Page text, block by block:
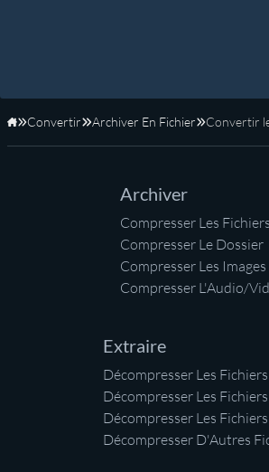
Accueil
Convertir Archiver En Fichier Convertir
Archiver
Compresser Les Fichiers
Compresser Le Dossier
Compresser Les Images
Compresser L'Audio/
Extraire
Décompresser Les
Décompresser Les
Décompresser Les
Décompresser D'Autres